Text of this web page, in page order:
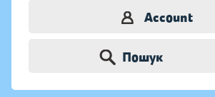
Account
Пошук